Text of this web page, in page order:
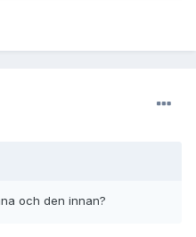
och den innan?